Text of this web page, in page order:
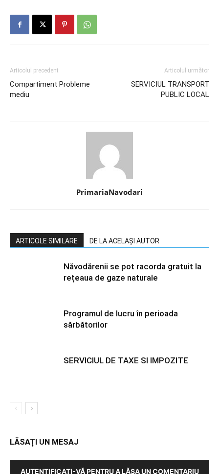
Articolul precedent
Compartiment Probleme
mediu
Articolul următor
SERVICIUL TRANSPORT
PUBLIC LOCAL
PrimariaNavodari
ARTICOLE SIMILARE DE LA ACELAȘI AUTOR
Năvodărenii se pot racorda gratuit la
rețeaua de gaze naturale
Programul de lucru în perioada
sărbătorilor
SERVICIUL DE TAXE SI IMPOZITE
LĂSAȚI UN MESAJ
AUTENTIFICAȚI-VĂ PENTRU A LĂSA UN COMENTARIU